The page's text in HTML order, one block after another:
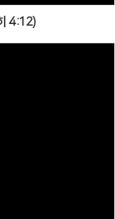
4:12)